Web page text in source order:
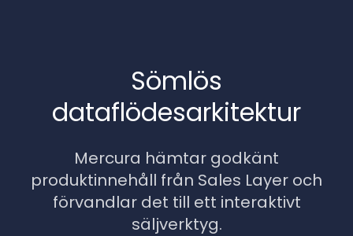
Sömlös
dataflödesarkitektur
Mercura hämtar godkänt
produktinnehåll från Sales Layer och
förvandlar det till ett interaktivt
säljverktyg.